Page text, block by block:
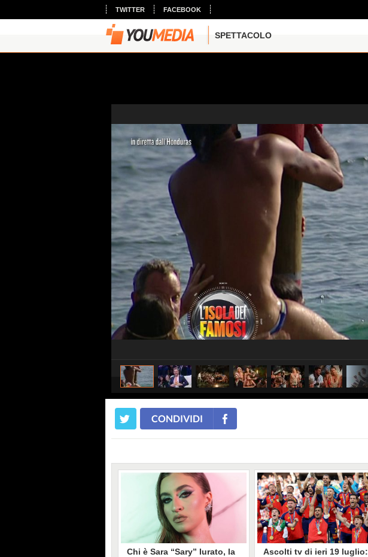
TWITTER FACEBOOK
SPETTACOLO
CONDIVIDI
Chi è Sara “Sary” Iurato, la
Ascolti tv di ieri 19 luglio: